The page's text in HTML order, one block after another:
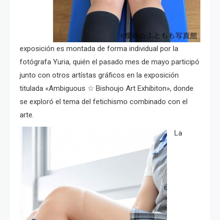
exposición es montada de forma individual por la
fotógrafa Yuria, quién el pasado mes de mayo participó
junto con otros artístas gráficos en la exposición
titulada «Ambiguous ☆ Bishoujo Art Exhibiton», donde
se exploró el tema del fetichismo combinado con el
arte.
La